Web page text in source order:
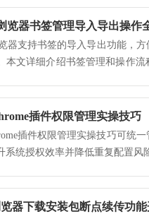
览器书签管理导入导出操作
器支持书签的导入导出功能，
本文详细介绍书签管理和操作流
插件权限管理实操技巧
插件权限管理实操技巧可统
系统授权效率并降低重复配置风
览器下载安装包断点续传功